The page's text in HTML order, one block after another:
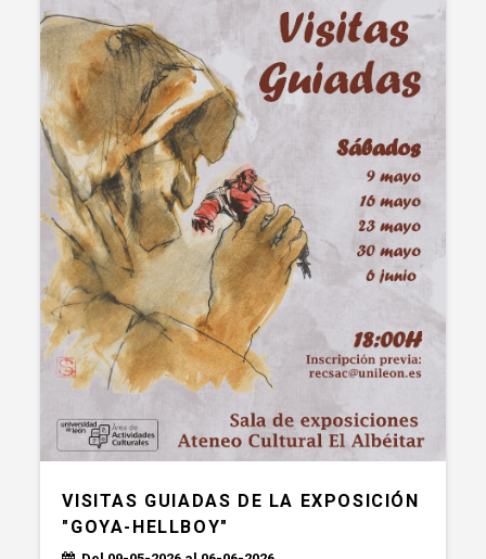
VISITAS GUIADAS DE LA EXPOSICIÓN
"GOYA-HELLBOY"